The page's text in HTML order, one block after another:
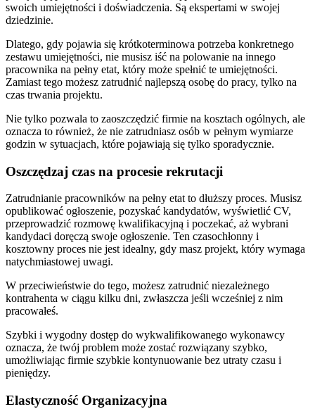
swoich umiejętności i doświadczenia. Są ekspertami w swojej
dziedzinie.
Dlatego, gdy pojawia się krótkoterminowa potrzeba konkretnego
zestawu umiejętności, nie musisz iść na polowanie na innego
pracownika na pełny etat, który może spełnić te umiejętności.
Zamiast tego możesz zatrudnić najlepszą osobę do pracy, tylko na
czas trwania projektu.
Nie tylko pozwala to zaoszczędzić firmie na kosztach ogólnych, ale
oznacza to również, że nie zatrudniasz osób w pełnym wymiarze
godzin w sytuacjach, które pojawiają się tylko sporadycznie.
Oszczędzaj czas na procesie rekrutacji
Zatrudnianie pracowników na pełny etat to dłuższy proces. Musisz
opublikować ogłoszenie, pozyskać kandydatów, wyświetlić CV,
przeprowadzić rozmowę kwalifikacyjną i poczekać, aż wybrani
kandydaci doręczą swoje ogłoszenie. Ten czasochłonny i
kosztowny proces nie jest idealny, gdy masz projekt, który wymaga
natychmiastowej uwagi.
W przeciwieństwie do tego, możesz zatrudnić niezależnego
kontrahenta w ciągu kilku dni, zwłaszcza jeśli wcześniej z nim
pracowałeś.
Szybki i wygodny dostęp do wykwalifikowanego wykonawcy
oznacza, że twój problem może zostać rozwiązany szybko,
umożliwiając firmie szybkie kontynuowanie bez utraty czasu i
pieniędzy.
Elastyczność Organizacyjna